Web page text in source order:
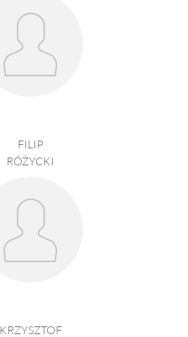
FILIP
RÓŻYCKI
KRZYSZTOF